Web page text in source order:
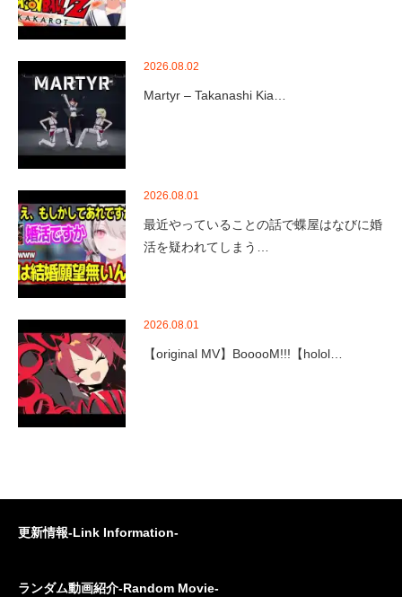
2026.08.02
Martyr – Takanashi Kia…
2026.08.01
最近やっていることの話で蝶屋はなびに婚
活を疑われてしまう…
2026.08.01
【original MV】BooooM!!!【holol…
更新情報-Link Information-
ランダム動画紹介-Random Movie-